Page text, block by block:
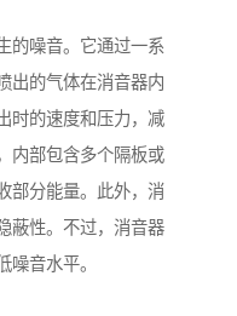
的噪音。它通过一系
出的气体在消音器内
时的速度和压力，减
内部包含多个隔板或
部分能量。此外，消
蔽性。不过，消音器
噪音水平。